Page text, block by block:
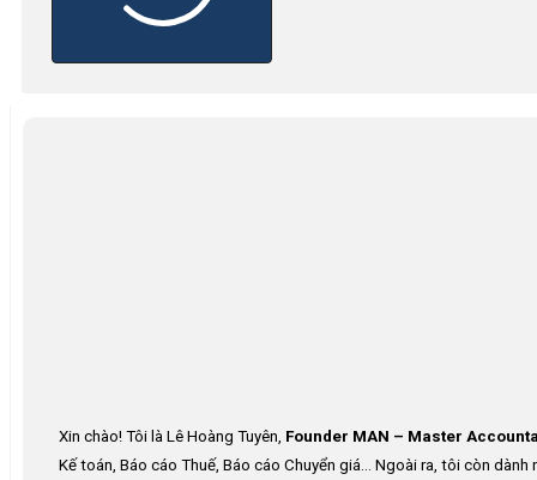
Xin chào! Tôi là Lê Hoàng Tuyên, Founder MAN – Master
Kế toán, Báo cáo Thuế, Báo cáo Chuyển giá… Ngoài ra, tôi còn